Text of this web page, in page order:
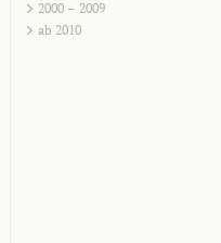
2000 – 2009
ab 2010